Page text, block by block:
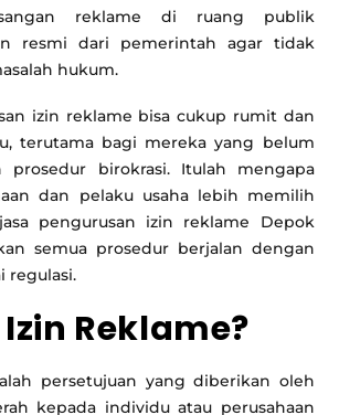
reklame di ruang publik
resmi dari pemerintah agar tidak
hukum.
izin reklame bisa cukup rumit dan
terutama bagi mereka yang belum
prosedur birokrasi. Itulah mengapa
dan pelaku usaha lebih memilih
pengurusan izin reklame Depok
semua prosedur berjalan dengan
regulasi.
Reklame?
persetujuan yang diberikan oleh
kepada individu atau perusahaan